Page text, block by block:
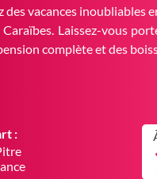
des vacances inoubliables
Caraïbes. Laissez-vous
complète et des
: